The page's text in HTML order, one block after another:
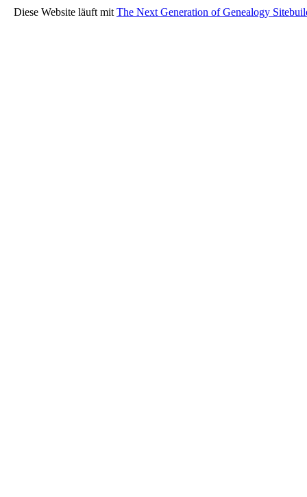
Diese Website läuft mit The Next Generation of Genealogy